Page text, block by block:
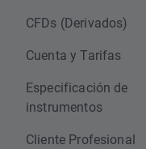
CFDs (Derivados)
Cuenta y Tarifas
Especificación de
instrumentos
Cliente Profesional